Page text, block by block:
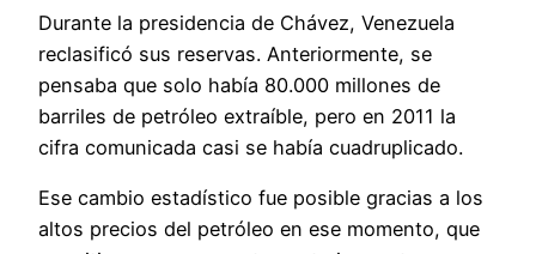
Durante la presidencia de Chávez, Venezuela
reclasificó sus reservas. Anteriormente, se
pensaba que solo había 80.000 millones de
barriles de petróleo extraíble, pero en 2011 la
cifra comunicada casi se había cuadruplicado.
Ese cambio estadístico fue posible gracias a los
altos precios del petróleo en ese momento, que